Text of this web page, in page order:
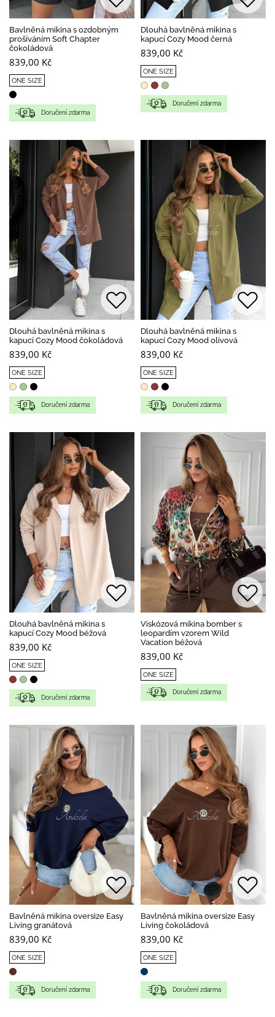
Bavlněná mikina s ozdobným
prošíváním Soft Chapter
čokoládová
839,00 Kč
ONE SIZE
Doručení zdarma
Dlouhá bavlněná mikina s
kapucí Cozy Mood černá
839,00 Kč
ONE SIZE
Doručení zdarma
Dlouhá bavlněná mikina s
kapucí Cozy Mood čokoládová
839,00 Kč
ONE SIZE
Doručení zdarma
Dlouhá bavlněná mikina s
kapucí Cozy Mood olivová
839,00 Kč
ONE SIZE
Doručení zdarma
Dlouhá bavlněná mikina s
kapucí Cozy Mood béžová
839,00 Kč
ONE SIZE
Doručení zdarma
Viskózová mikina bomber s
leopardím vzorem Wild
Vacation béžová
839,00 Kč
ONE SIZE
Doručení zdarma
Bavlněná mikina oversize Easy
Living granátová
839,00 Kč
ONE SIZE
Doručení zdarma
Bavlněná mikina oversize Easy
Living čokoládová
839,00 Kč
ONE SIZE
Doručení zdarma